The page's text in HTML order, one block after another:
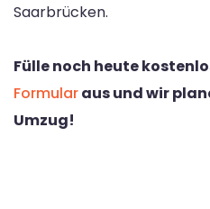
Saarbrücken.
Fülle noch heute
Formularaus und wir
Umzug!